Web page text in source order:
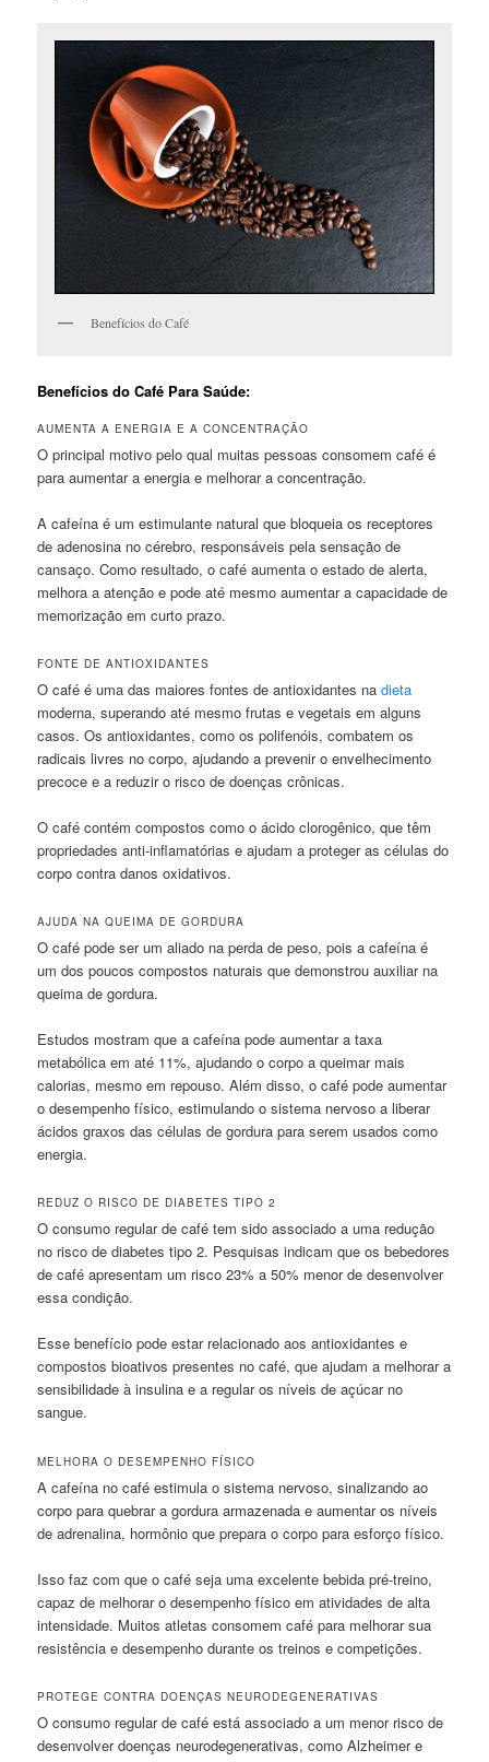
Benefícios do Café
Benefícios do Café Para Saúde:
AUMENTA A ENERGIA E A CONCENTRAÇÃO
O principal motivo pelo qual muitas pessoas consomem café é
para aumentar a energia e melhorar a concentração.
A cafeína é um estimulante natural que bloqueia os receptores
de adenosina no cérebro, responsáveis pela sensação de
cansaço. Como resultado, o café aumenta o estado de alerta,
melhora a atenção e pode até mesmo aumentar a capacidade de
memorização em curto prazo.
FONTE DE ANTIOXIDANTES
O café é uma das maiores fontes de antioxidantes nadieta
moderna, superando até mesmo frutas e vegetais em alguns
casos. Os antioxidantes, como os polifenóis, combatem os
radicais livres no corpo, ajudando a prevenir o envelhecimento
precoce e a reduzir o risco de doenças crônicas.
O café contém compostos como o ácido clorogênico, que têm
propriedades anti-inflamatórias e ajudam a proteger as células do
corpo contra danos oxidativos.
AJUDA NA QUEIMA DE GORDURA
O café pode ser um aliado na perda de peso, pois a cafeína é
um dos poucos compostos naturais que demonstrou auxiliar na
queima de gordura.
Estudos mostram que a cafeína pode aumentar a taxa
metabólica em até 11%, ajudando o corpo a queimar mais
calorias, mesmo em repouso. Além disso, o café pode aumentar
o desempenho físico, estimulando o sistema nervoso a liberar
ácidos graxos das células de gordura para serem usados como
energia.
REDUZ O RISCO DE DIABETES TIPO 2
O consumo regular de café tem sido associado a uma redução
no risco de diabetes tipo 2. Pesquisas indicam que os bebedores
de café apresentam um risco 23% a 50% menor de desenvolver
essa condição.
Esse benefício pode estar relacionado aos antioxidantes e
compostos bioativos presentes no café, que ajudam a melhorar a
sensibilidade à insulina e a regular os níveis de açúcar no
sangue.
MELHORA O DESEMPENHO FÍSICO
A cafeína no café estimula o sistema nervoso, sinalizando ao
corpo para quebrar a gordura armazenada e aumentar os níveis
de adrenalina, hormônio que prepara o corpo para esforço físico.
Isso faz com que o café seja uma excelente bebida pré-treino,
capaz de melhorar o desempenho físico em atividades de alta
intensidade. Muitos atletas consomem café para melhorar sua
resistência e desempenho durante os treinos e competições.
PROTEGE CONTRA DOENÇAS NEURODEGENERATIVAS
O consumo regular de café está associado a um menor risco de
desenvolver doenças neurodegenerativas, como Alzheimer e